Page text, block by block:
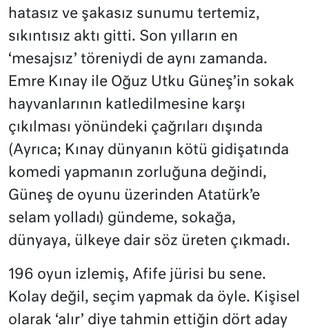
hatasız ve şakasız sunumu tertemiz,
sıkıntısız aktı gitti. Son yılların en
‘mesajsız’ töreniydi de aynı zamanda.
Emre Kınay ile Oğuz Utku Güneş’in sokak
hayvanlarının katledilmesine karşı
çıkılması yönündeki çağrıları dışında
(Ayrıca; Kınay dünyanın kötü gidişatında
komedi yapmanın zorluğuna değindi,
Güneş de oyunu üzerinden Atatürk’e
selam yolladı) gündeme, sokağa,
dünyaya, ülkeye dair söz üreten çıkmadı.
196 oyun izlemiş, Afife jürisi bu sene.
Kolay değil, seçim yapmak da öyle. Kişisel
olarak ‘alır’ diye tahmin ettiğin dört aday